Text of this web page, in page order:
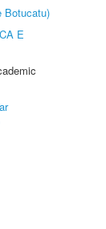
Botucatu)
E